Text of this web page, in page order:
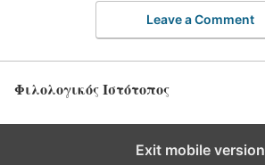
Leave a Comment
Φιλολογικός Ιστότοπος
Exit mobile version